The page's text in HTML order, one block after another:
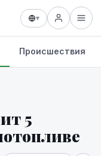
▾
Происшествия
5